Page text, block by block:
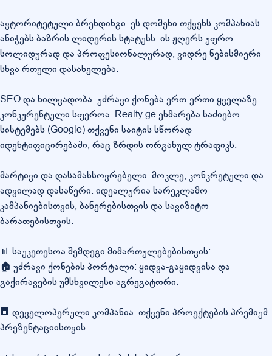
ავტორიტეტული ბრენდინგი: ეს დომენი თქვენს კომპანიას
ანიჭებს ბაზრის ლიდერის სტატუსს. ის ჟღერს უფრო
სოლიდურად და პროფესიონალურად, ვიდრე ნებისმიერი
სხვა რთული დასახელება.
SEO და ხილვადობა: უძრავი ქონება ერთ-ერთი ყველაზე
კონკურენტული სფეროა. Realty.ge ეხმარება საძიებო
სისტემებს (Google) თქვენი საიტის სწორად
იდენტიფიცირებაში, რაც ზრდის ორგანულ ტრაფიკს.
მარტივი და დასამახსოვრებელი: მოკლე, კონკრეტული და
ადვილად დასაწერი. იდეალურია სარეკლამო
კამპანიებისთვის, ბანერებისთვის და სავიზიტო
ბარათებისთვის.
📊 საუკეთესოა შემდეგი მიმართულებებისთვის:
🏠 უძრავი ქონების პორტალი: ყიდვა-გაყიდვისა და
გაქირავების უმსხვილესი აგრეგატორი.
🏢 დეველოპერული კომპანია: თქვენი პროექტების პრემიუმ
პრეზენტაციისთვის.